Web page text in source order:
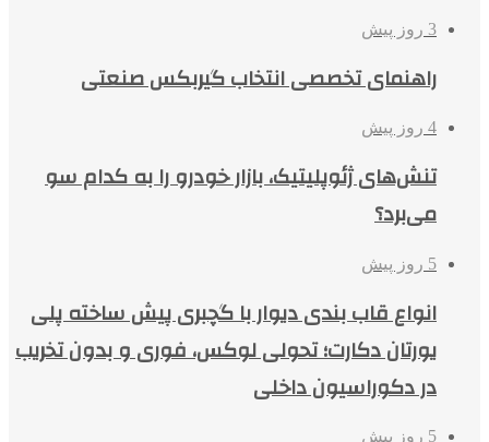
3 روز پیش
راهنمای تخصصی انتخاب گیربکس صنعتی
4 روز پیش
تنش‌های ژئوپلیتیک، بازار خودرو را به کدام سو
می‌برد؟
5 روز پیش
انواع قاب بندی دیوار با گچبری پیش ساخته پلی
یورتان دکارت؛ تحولی لوکس، فوری و بدون تخریب
در دکوراسیون داخلی
5 روز پیش